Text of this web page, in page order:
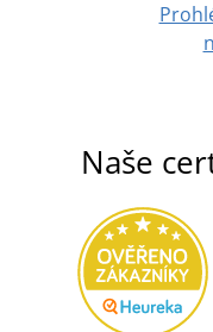
Naše